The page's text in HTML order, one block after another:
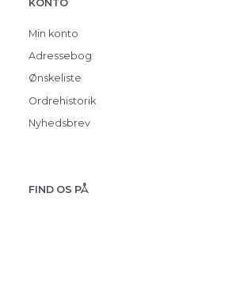
KONTO
Min konto
Adressebog
Ønskeliste
Ordrehistorik
Nyhedsbrev
FIND OS PÅ